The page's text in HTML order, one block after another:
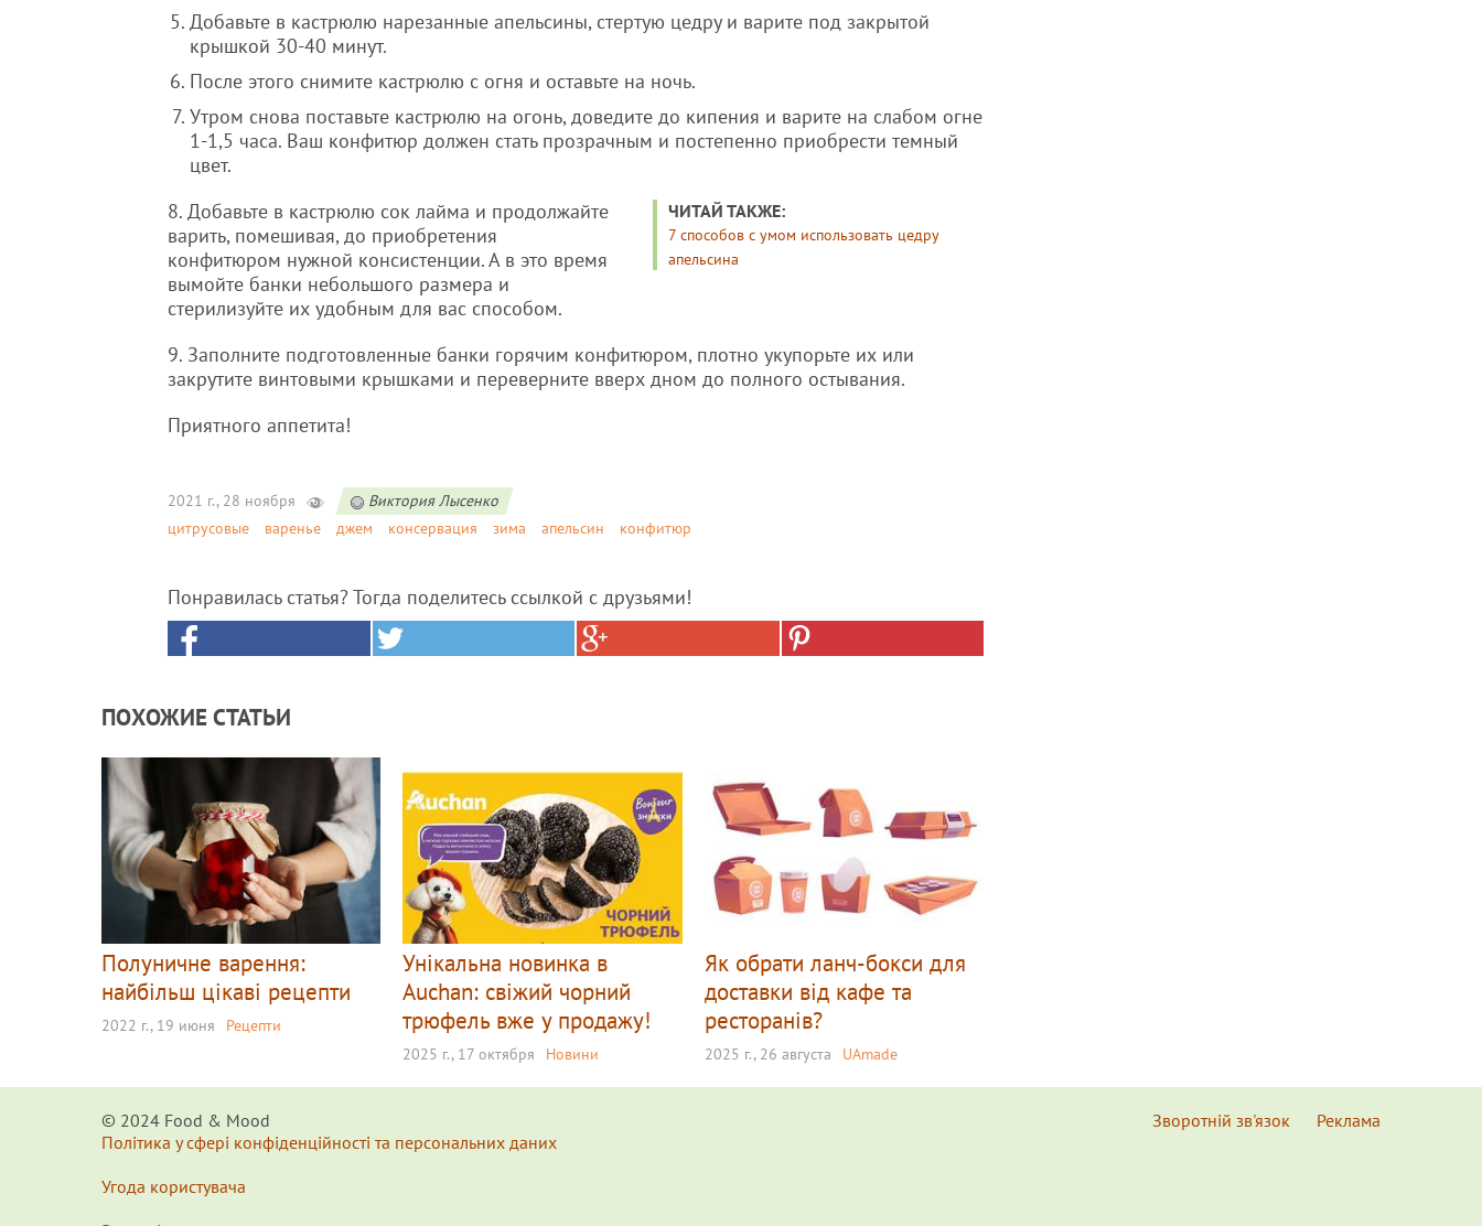
Добавьте в кастрюлю нарезанные апельсины, стертую цедру и варите под закрытой
крышкой 30-40 минут.
После этого снимите кастрюлю с огня и оставьте на ночь.
Утром снова поставьте кастрюлю на огонь, доведите до кипения и варите на слабом огне
1-1,5 часа. Ваш конфитюр должен стать прозрачным и постепенно приобрести темный
цвет.
ЧИТАЙ ТАКЖЕ:
7 способов с умом использовать цедру
апельсина
8. Добавьте в кастрюлю сок лайма и продолжайте
варить, помешивая, до приобретения
конфитюром нужной консистенции. А в это время
вымойте банки небольшого размера и
стерилизуйте их удобным для вас способом.
9. Заполните подготовленные банки горячим конфитюром, плотно укупорьте их или
закрутите винтовыми крышками и переверните вверх дном до полного остывания.
Приятного аппетита!
2021 г., 28 ноября
Виктория Лысенко
цитрусовые
варенье джем консервация зима апельсин конфитюр
Понравилась статья? Тогда поделитесь ссылкой с друзьями!
ПОХОЖИЕ СТАТЬИ
Полуничне варення:
найбільш цікаві рецепти
2022 г., 19 июня Рецепти
Унікальна новинка в
Auchan: свіжий чорний
трюфель вже у продажу!
2025 г., 17 октября Новини
Як обрати ланч-бокси для
доставки від кафе та
ресторанів?
2025 г., 26 августа UAmade
© 2024 Food & Мood
Політика у сфері конфіденційності та персональних даних
Угода користувача
Зворотній зв'язок Реклама